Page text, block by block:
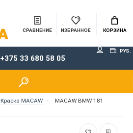
СРАВНЕНИЕ ИЗБРАННОЕ КОРЗИНА
+375 33 680 58 05
РУБ.
Краска MACAW MACAW BMW 181